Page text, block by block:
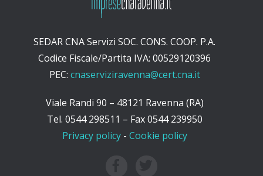
SEDAR CNA Servizi SOC. CONS. COOP. P.A.
Codice Fiscale/Partita IVA: 00529120396
PEC: cnaserviziravenna@cert.cna.it
Viale Randi 90 – 48121 Ravenna (RA)
Tel. 0544 298511 – Fax 0544 239950
Privacy policy- Cookie policy